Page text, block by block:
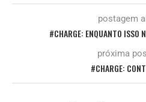
postagem
#CHARGE: ENQUANTO ISSO
próxima
#CHARGE: